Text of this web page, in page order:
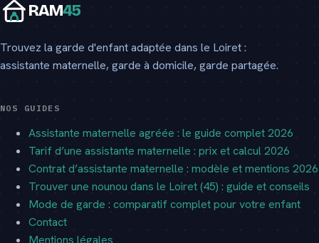
RAM45
Trouvez la garde d'enfant adaptée dans le Loiret :
assistante maternelle, garde à domicile, garde partagée.
NOS GUIDES
Assistante maternelle agréée : le guide complet 2026
Tarif d’une assistante maternelle : prix et calcul 2026
Contrat d’assistante maternelle : modèle et mentions 2026
Trouver une nounou dans le Loiret (45) : guide et conseils
Mode de garde : comparatif complet pour votre enfant
Contact
Mentions légales